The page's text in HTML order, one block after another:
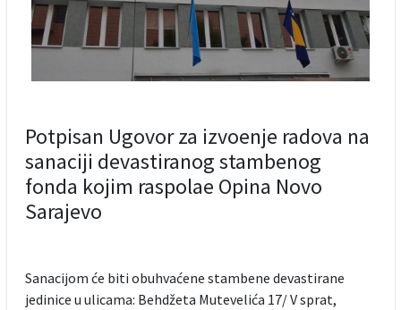
Potpisan Ugovor za izvoenje radova na
sanaciji devastiranog stambenog
fonda kojim raspolae Opina Novo
Sarajevo
Sanacijom će biti obuhvaćene stambene devastirane
jedinice u ulicama: Behdžeta Mutevelića 17/ V sprat,